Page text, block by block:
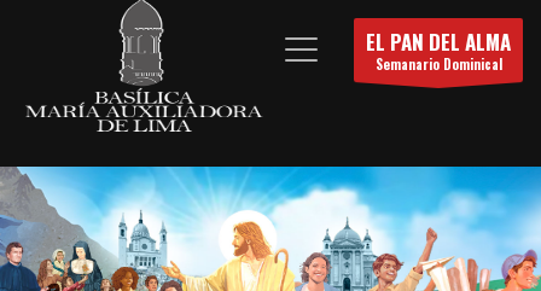
EL PAN DEL ALMA
Semanario Dominical